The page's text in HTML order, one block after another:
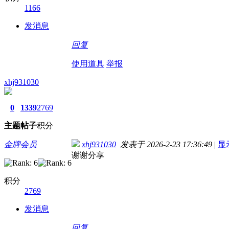
1166
发消息
回复
使用道具 举报
xhj931030
0
主题
1339
帖子
2769
积分
金牌会员
积分
2769
发消息
xhj931030 发表于 2026-2-23 17:36:49 | 显
谢谢分享